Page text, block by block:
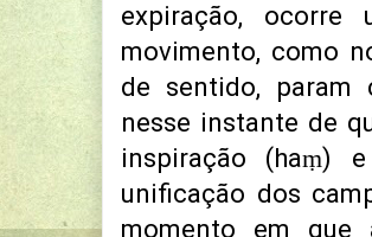
expiração,
movimento, como
de sentido, param
nesse instante de
inspiração (haṃ)
unificação dos
momento em que